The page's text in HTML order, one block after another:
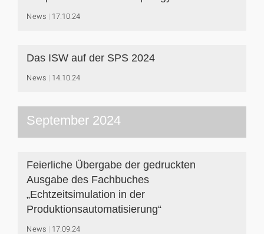
News 17.10.24
Das ISW auf der SPS 2024
News 14.10.24
September 2024
Feierliche Übergabe der gedruckten
Ausgabe des Fachbuches
„Echtzeitsimulation in der
Produktionsautomatisierung“
News 17.09.24